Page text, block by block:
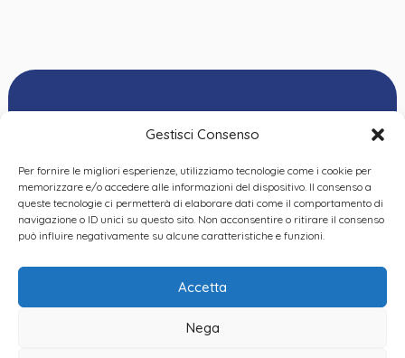
Gestisci Consenso
Per fornire le migliori esperienze, utilizziamo tecnologie come i cookie per
memorizzare e/o accedere alle informazioni del dispositivo. Il consenso a
queste tecnologie ci permetterà di elaborare dati come il comportamento di
navigazione o ID unici su questo sito. Non acconsentire o ritirare il consenso
può influire negativamente su alcune caratteristiche e funzioni.
Accetta
Nega
Privacy Policy|Cookie
Policy|Dichiarazione
Ordine delle
Psicologhe e degli
Psicologi del Piemonte
VIA GIANNONE 8A – 10121
TEL: